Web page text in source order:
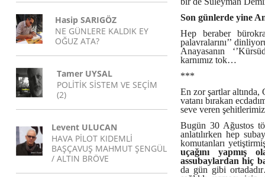
Hasip SARIGÖZ
NE GÜNLERE KALDIK EY
OĞUZ ATA?
Tamer UYSAL
POLİTİK SİSTEM VE SEÇİM
(2)
Levent ULUCAN
HAVA PİLOT KIDEMLİ
BAŞÇAVUŞ MAHMUT ŞENGÜL
/ ALTIN BRÖVE
Son günlerde yine
Hep beraber
palavralarını’’
Anayasanın
karnımız tok…
***
En zor şartlar
vatanı bırakan
seve veren
Bugün 30 Ağustos
anlatılırken hep
komutanları
uçağını yapmış
assubaylardan hiç
da gün gibi